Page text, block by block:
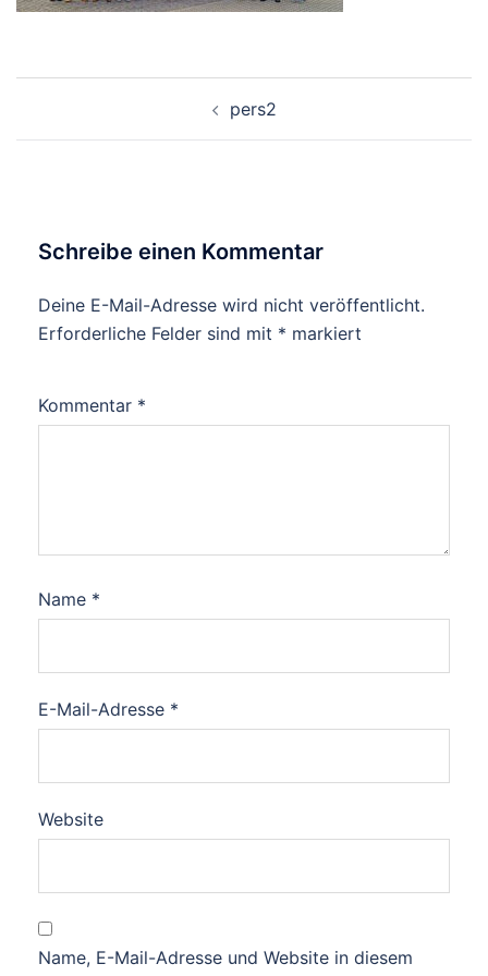
pers2
Schreibe einen Kommentar
Deine E-Mail-Adresse wird nicht veröffentlicht.
Erforderliche Felder sind mit * markiert
Kommentar *
Name *
E-Mail-Adresse *
Website
Name, E-Mail-Adresse und Website in diesem